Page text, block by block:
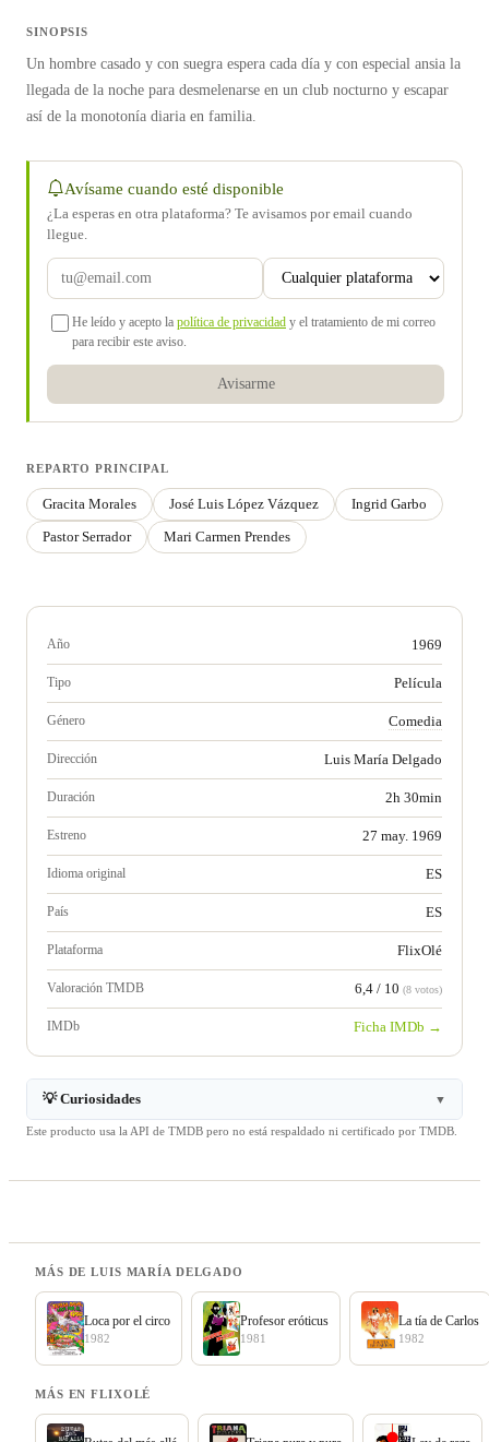
SINOPSIS
Un hombre casado y con suegra espera cada día y con especial ansia la
llegada de la noche para desmelenarse en un club nocturno y escapar
así de la monotonía diaria en familia.
Avísame cuando esté disponible
¿La esperas en otra plataforma? Te avisamos por email cuando
llegue.
He leído y acepto la política de privacidad y el tratamiento de mi correo
para recibir este aviso.
Avisarme
REPARTO PRINCIPAL
Gracita Morales José Luis López Vázquez
Ingrid Garbo
Pastor Serrador
Mari Carmen Prendes
Año 1969
Tipo Película
Género Comedia
Dirección Luis María Delgado
Duración 2h 30min
Estreno 27 may. 1969
Idioma original ES
País ES
Plataforma FlixOlé
Valoración TMDB 6,4 / 10 (8 votos)
IMDb Ficha IMDb →
💡 Curiosidades ▼
Este producto usa la API de TMDB pero no está respaldado ni certificado por TMDB.
MÁS DE LUIS MARÍA DELGADO
Loca por el circo
1982
Profesor eróticus
1981
La tía de Carlos
1982
MÁS EN FLIXOLÉ